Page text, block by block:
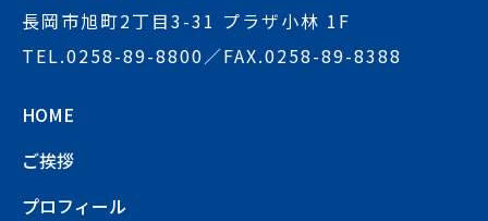
長岡市旭町2丁目3-31 プラザ小林 1F
TEL.0258-89-8800／FAX.0258-89-8388
HOME
ご挨拶
プロフィール